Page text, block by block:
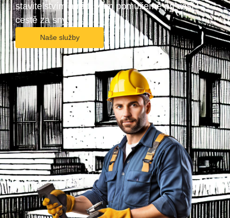
stavitelstvím a rádi Vám pomůžeme při vaší
cestě za sny.
Naše služby